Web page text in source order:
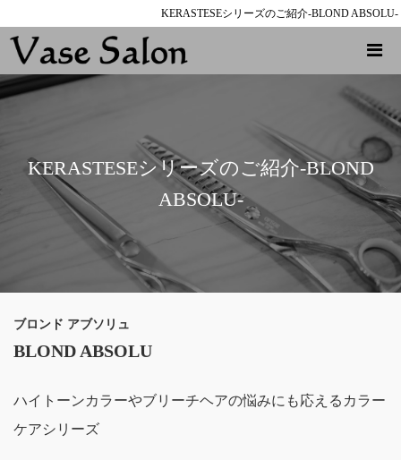
KERASTESEシリーズのご紹介-BLOND ABSOLU-
KERASTESEシリーズのご紹介-BLOND
ABSOLU-
ブロンド アブソリュ
BLOND ABSOLU
ハイトーンカラーやブリーチヘアの悩みにも応えるカラー
ケアシリーズ